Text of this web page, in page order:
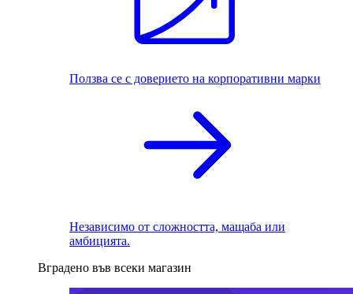
Ползва се с доверието на корпоративни марки
Независимо от сложността, мащаба или
амбицията.
Вградено във всеки магазин